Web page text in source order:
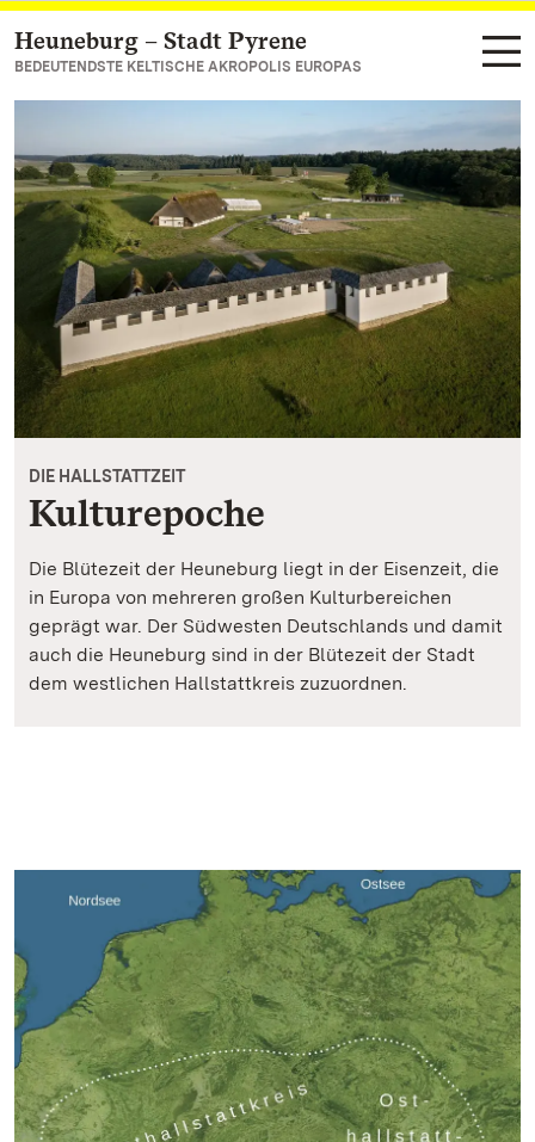
Zum Hauptinhalt springen
Heuneburg – Stadt Pyrene
BEDEUTENDSTE KELTISCHE AKROPOLIS EUROPAS
DIE HALLSTATTZEIT
Kulturepoche
Die Blütezeit der Heuneburg liegt in der Eisenzeit, die
in Europa von mehreren großen Kulturbereichen
geprägt war. Der Südwesten Deutschlands und damit
auch die Heuneburg sind in der Blütezeit der Stadt
dem westlichen Hallstattkreis zuzuordnen.